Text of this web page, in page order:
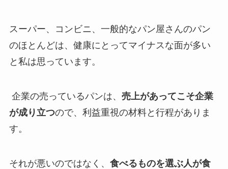
スーパー、コンビニ、一般的なパン屋さんのパン
のほとんどは、健康にとってマイナスな面が多い
と私は思っています。
企業の売っているパンは、 売上があってこそ企業
が成り立つので、利益重視の材料と行程がありま
す。
それが悪いのではなく、 食べるものを選ぶ人が食